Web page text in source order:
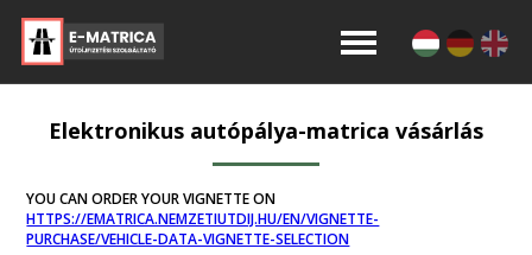
Elektronikus autópálya-matrica vásárlás
YOU CAN ORDER YOUR VIGNETTE ON
HTTPS://EMATRICA.NEMZETIUTDIJ.HU/EN/VIGNETTE-
PURCHASE/VEHICLE-DATA-VIGNETTE-SELECTION